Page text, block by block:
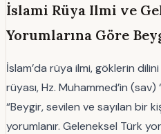
İslami Rüya Ilmi ve
Yorumlarına Göre
İslam’da rüya ilmi, göklerin
rüyası, Hz. Muhammed’in
“Beygir, sevilen ve sayılan bir
yorumlanır. Geleneksel Türk